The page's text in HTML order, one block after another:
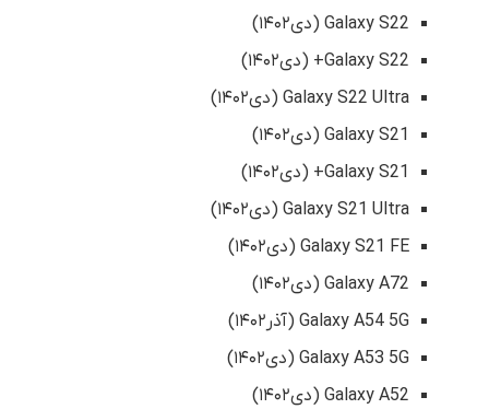
Galaxy S22 (دی۱۴۰۲)
Galaxy S22+ (دی۱۴۰۲)
Galaxy S22 Ultra (دی۱۴۰۲)
Galaxy S21 (دی۱۴۰۲)
Galaxy S21+ (دی۱۴۰۲)
Galaxy S21 Ultra (دی۱۴۰۲)
Galaxy S21 FE (دی۱۴۰۲)
Galaxy A72 (دی۱۴۰۲)
Galaxy A54 5G (آذر۱۴۰۲)
Galaxy A53 5G (دی۱۴۰۲)
Galaxy A52 (دی۱۴۰۲)